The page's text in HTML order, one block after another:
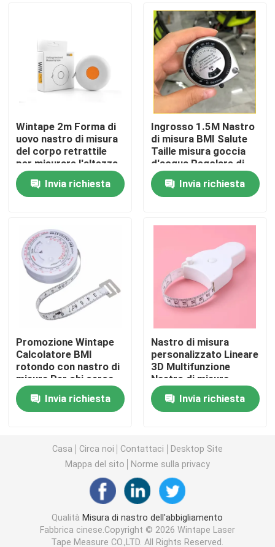
Controllo di qualità
Richieda una citazione
Misura di nastro dell'abbigliamento
Nastro di misura del laser
Misura di nastro di cucito personale
Misura di nastro del diametro
Nastro di misurazione del peso animale
Misura di nastro ritrattabile del corpo
Metà di nastro di circonferenza del braccio
Nastro di misurazione di carta
misura di nastro d'acciaio
fitness
Wintape 2m Forma di
uovo nastro di misura
del corpo retrattile
per misurare l'altezza
del corpo tessuto ecc
misurazione di perdita
di peso
Invia richiesta
Ingrosso 1.5M Nastro
di misura BMI Salute
Taille misura goccia
d'acqua Regolare di
plastica automatico
Ritracibile Nastro di
misura regalo
Invia richiesta
Promozione Wintape
Calcolatore BMI
rotondo con nastro di
misura Per chi cerca
di perdere peso Tieni
tracciaInvia richiesta
Nastro di misura
personalizzato Lineare
3D Multifunzione
Nastro di misura
premere il pulsante
Testa Braccio Taia
Circonferenza Lineare
Invia richiesta
Casa Circa noi Contattaci
Desktop Site
Mappa del sito
Norme sulla privacy
Qualità Misura di nastro dell'abbigliamento
Fabbrica cinese.Copyright © 2026 Wintape Laser
Tape Measure CO.,LTD. All Rights Reserved.